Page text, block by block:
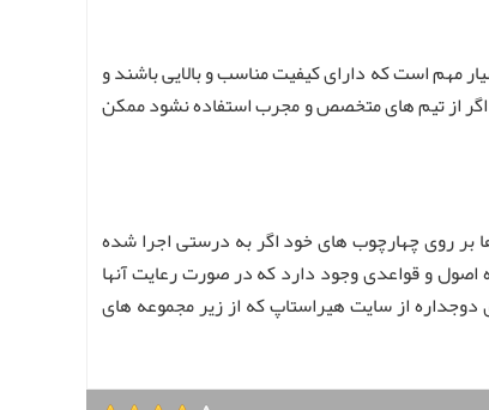
مهم است که دارای کیفیت مناسب و بالایی باشند و
از تیم های متخصص و مجرب استفاده نشود ممکن
بر روی چهارچوب های خود اگر به درستی اجرا شده
اصول و قواعدی وجود دارد که در صورت رعایت آنها
دوجداره از سایت هیراستاپ که از زیر مجموعه های